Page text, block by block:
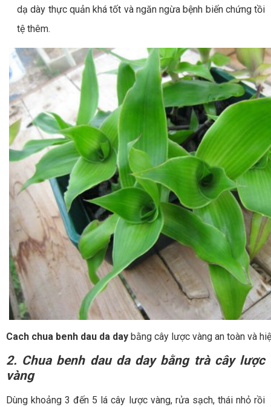
dạ dày thực quản khá tốt và ngăn ngừa bệnh biến chứng tồi
tệ thêm.
Cach chua benh dau da day bằng cây lược vàng an toàn và
2. Chua benh dau da day bằng trà cây lược
vàng
Dùng khoảng 3 đến 5 lá cây lược vàng, rửa sạch, thái nhỏ rồi